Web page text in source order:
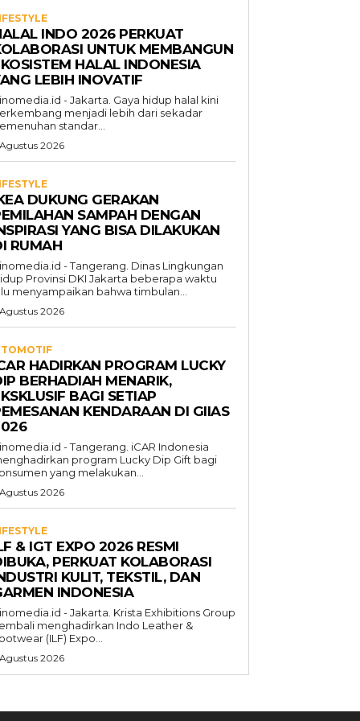
INDO 2026 PERKUAT
UNTUK MEMBANGUN
HALAL INDONESIA
LEBIH INOVATIF
- Jakarta. Gaya hidup halal kini
menjadi lebih dari sekadar
standar...
2026
DUKUNG GERAKAN
SAMPAH DENGAN
YANG BISA DILAKUKAN
RUMAH
- Tangerang. Dinas Lingkungan
Provinsi DKI Jakarta beberapa waktu
menyampaikan bahwa timbulan...
2026
HADIRKAN PROGRAM LUCKY
BERHADIAH MENARIK,
BAGI SETIAP
KENDARAAN DI GIIAS
- Tangerang. iCAR Indonesia
program Lucky Dip Gift bagi
yang melakukan...
2026
& IGT EXPO 2026 RESMI
PERKUAT KOLABORASI
KULIT, TEKSTIL, DAN
INDONESIA
- Jakarta. Krista Exhibitions Group
menghadirkan Indo Leather &
(ILF) Expo...
2026